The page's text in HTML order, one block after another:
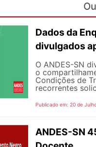
Dados da
divulgados
O ANDES-SN
o
Condições de
recorrentes
Publicado em: 20 de
ANDES-SN